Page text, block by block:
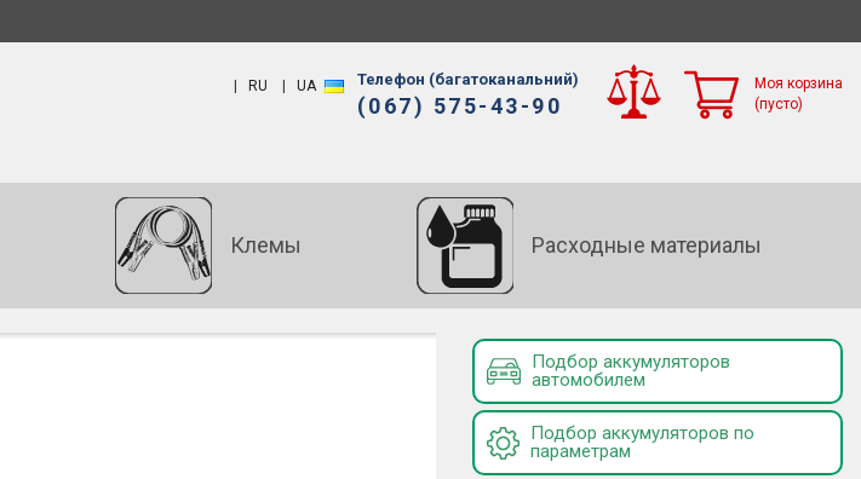
RU UA Телефон (багатоканальний)
(067) 575-43-90
Моя корзина
(пусто)
Клемы Расходные материалы
Подбор аккумуляторов
автомобилем
Подбор аккумуляторов по
параметрам